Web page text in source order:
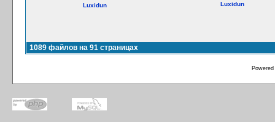
Luxidun
Luxidun
1089 файлов на 91 страницах